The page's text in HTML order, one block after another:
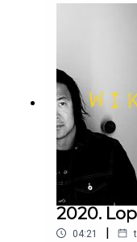
vittnesmål,
Attarpsmorden.
2020.
04:21 |